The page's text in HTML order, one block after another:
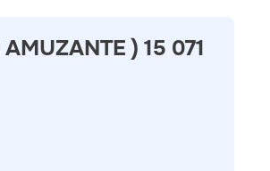
) 15 071